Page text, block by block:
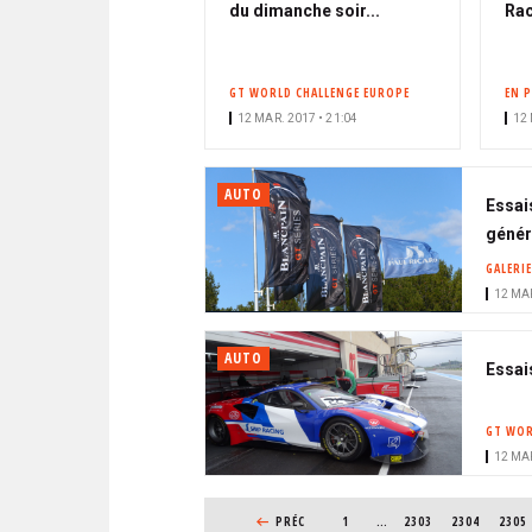
du dimanche soir...
GT WORLD CHALLENGE EUROPE
12 MAR. 2017 • 21:04
EN
12
AUTO
GALERIE
12
AUTO
GT
12
PAGE PRÉCÉDENTE
PRÉC 1 … PAGE
2303 PAGE
2304 PAGE
2305